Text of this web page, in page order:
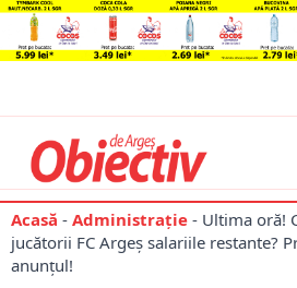
Acasă - Administraţie - Ultima oră!
jucătorii FC Argeș salariile restante?
anunțul!